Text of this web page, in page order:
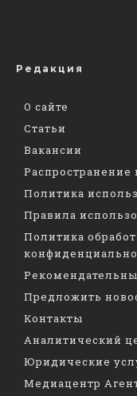
Редакция
О сайте
Статьи
Вакансии
Распространение
Политика
Правила
Политика
Предложить
Контакты
Аналитический
Юридические
Медиацентр